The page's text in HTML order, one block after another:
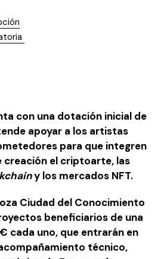
con una dotación inicial de
apoyar a los artistas
para que integren
creación el criptoarte, las
y los mercados NFT.
Ciudad del Conocimiento
beneficiarios de una
cada uno, que entrarán en
técnico,